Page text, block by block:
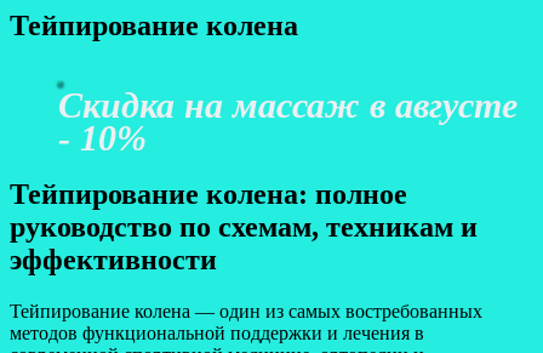
Тейпирование колена
Скидка на массаж в августе
- 10%
Тейпирование колена: полное
руководство по схемам, техникам и
эффективности
Тейпирование колена — один из самых востребованных
методов функциональной поддержки и лечения в